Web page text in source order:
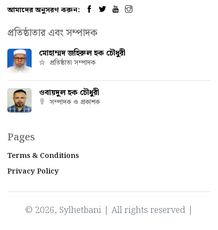
আমাদের অনুসরণ করুন:
প্রতিষ্ঠাতার এবং সম্পাদক
মোহাম্মদ জহিরুল হক চৌধুরী
প্রতিষ্ঠাতা সম্পাদক
ওবায়দুল হক চৌধুরী
সম্পাদক ও প্রকাশক
Pages
Terms & Conditions
Privacy Policy
© 2026, Sylhetbani | All rights reserved |